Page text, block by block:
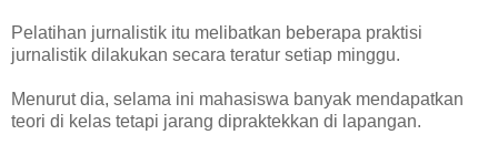
Pelatihan jurnalistik itu melibatkan beberapa praktisi
jurnalistik dilakukan secara teratur setiap minggu.
Menurut dia, selama ini mahasiswa banyak mendapatkan
teori di kelas tetapi jarang dipraktekkan di lapangan.